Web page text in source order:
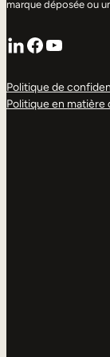
marque déposée ou
LinkedIn
Facebook
YouTube
Politique de
Politique en matière